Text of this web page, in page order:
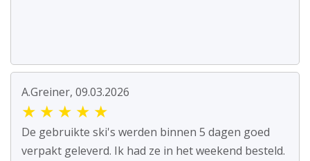
A.Greiner, 09.03.2026
★ ★ ★ ★ ★
De gebruikte ski's werden binnen 5 dagen goed
verpakt geleverd. Ik had ze in het weekend besteld.